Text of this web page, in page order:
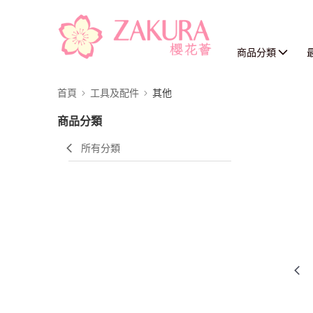
商品分類
首頁 工具及配件 其他
商品分類
所有分類